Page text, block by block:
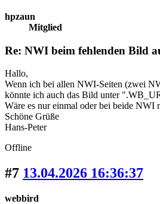
hpzaun
Mitglied
Re: NWI beim fehlenden Bild
Hallo,
Wenn ich bei allen NWI-Seiten (zwei
könnte ich auch das Bild unter
Wäre es nur einmal oder bei beide NWI
Schöne Grüße
Hans-Peter
Offline
#7 13.04.2026 16:36:37
webbird